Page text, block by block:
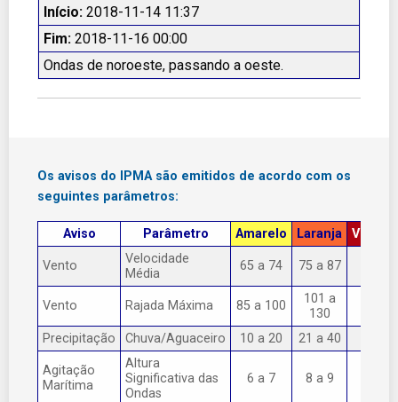
Início: 2018-11-14 11:37
Fim: 2018-11-16 00:00
Ondas de noroeste, passando a oeste.
Os avisos do IPMA são emitidos de acordo com os
seguintes parâmetros:
Aviso Parâmetro Amarelo Laranja
Vento
Velocidade
Média
65 a 74 75 a 87
Vento Rajada Máxima 85 a 100
101 a
130
Precipitação Chuva/Aguaceiro 10 a 20 21 a 40
Agitação
Marítima
Altura
Significativa das
Ondas
6 a 7 8 a 9